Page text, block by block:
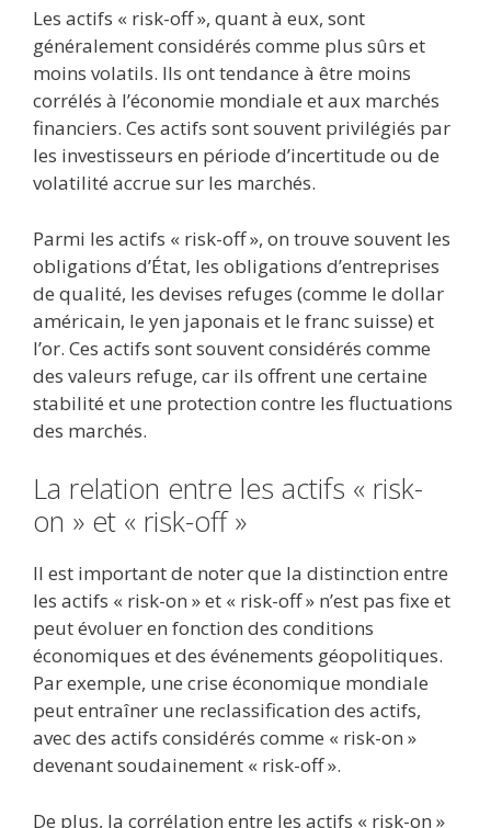
Les actifs « risk-off », quant à eux, sont
généralement considérés comme plus sûrs et
moins volatils. Ils ont tendance à être moins
corrélés à l’économie mondiale et aux marchés
financiers. Ces actifs sont souvent privilégiés par
les investisseurs en période d’incertitude ou de
volatilité accrue sur les marchés.
Parmi les actifs « risk-off », on trouve souvent les
obligations d’État, les obligations d’entreprises
de qualité, les devises refuges (comme le dollar
américain, le yen japonais et le franc suisse) et
l’or. Ces actifs sont souvent considérés comme
des valeurs refuge, car ils offrent une certaine
stabilité et une protection contre les fluctuations
des marchés.
La relation entre les actifs « risk-
on » et « risk-off »
Il est important de noter que la distinction entre
les actifs « risk-on » et « risk-off » n’est pas fixe et
peut évoluer en fonction des conditions
économiques et des événements géopolitiques.
Par exemple, une crise économique mondiale
peut entraîner une reclassification des actifs,
avec des actifs considérés comme « risk-on »
devenant soudainement « risk-off ».
De plus, la corrélation entre les actifs « risk-on »